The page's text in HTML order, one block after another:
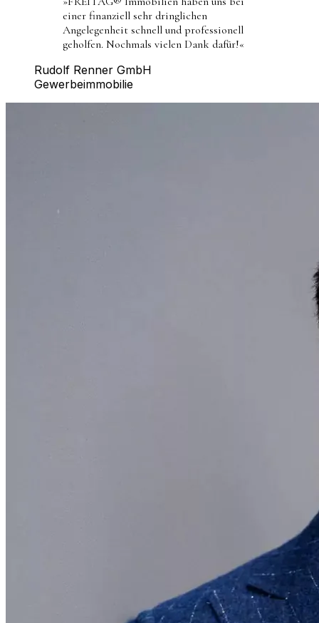
einer finanziell sehr dringlichen
Angelegenheit schnell und professionell
geholfen. Nochmals vielen Dank dafür!«
Rudolf Renner GmbH
Gewerbeimmobilie